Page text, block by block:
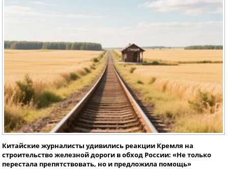
Китайские журналисты удивились реакции Кремля на
строительство железной дороги в обход России: «Не только
перестала препятствовать, но и предложила помощь»